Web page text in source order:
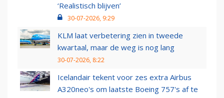
‘Realistisch blijven’
30-07-2026, 9:29
KLM laat verbetering zien in tweede
kwartaal, maar de weg is nog lang
30-07-2026, 8:22
Icelandair tekent voor zes extra Airbus
A320neo's om laatste Boeing 757's af te